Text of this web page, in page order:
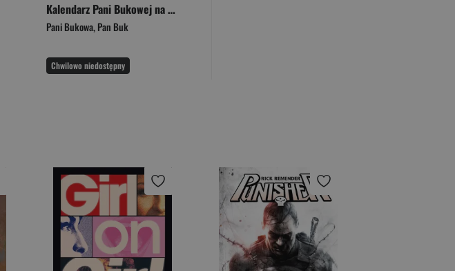
Kalendarz Pani Bukowej na 2020 rok
Pani Bukowa,Pan Buk
Chwilowo niedostępny